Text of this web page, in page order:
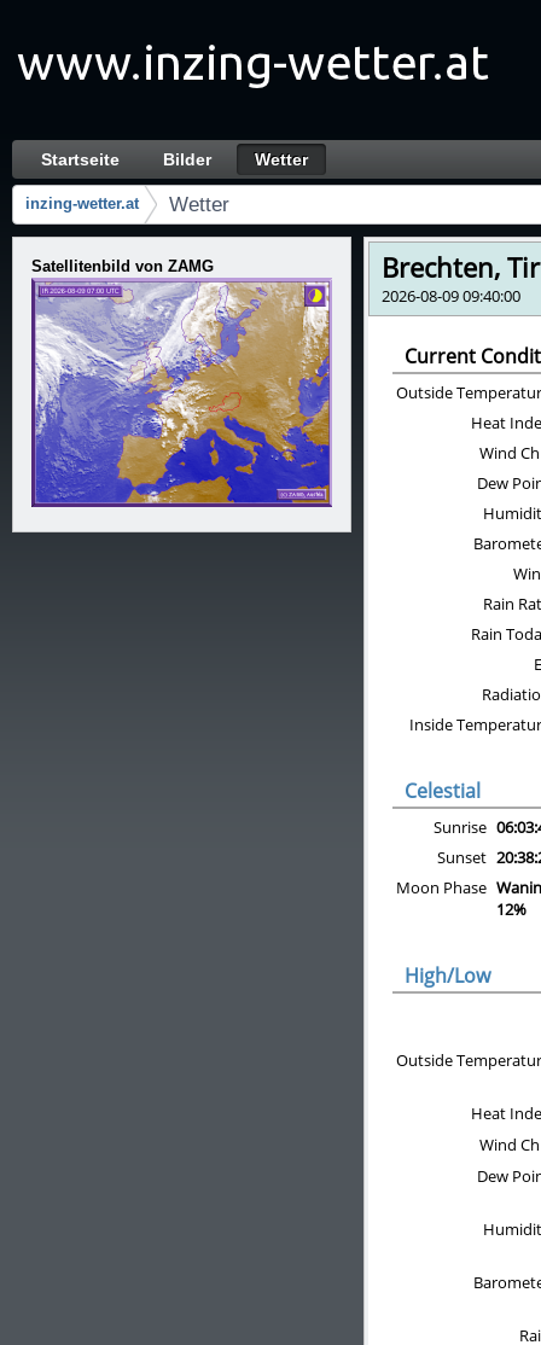
Wetter
항법
Startseite Bilder Wetter
빵부스러기
inzing-wetter.at Wetter
Satellitenbild von ZAMG